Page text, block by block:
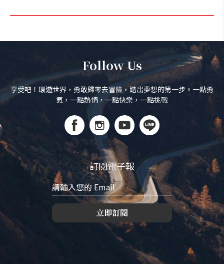
Follow Us
享受吧！環遊世界，勇敢歸零去冒險，踏出夢想的第一步。一點勇
氣，一點熱情，一點快樂，一點挑戰
訂閱電子報
立即訂閱